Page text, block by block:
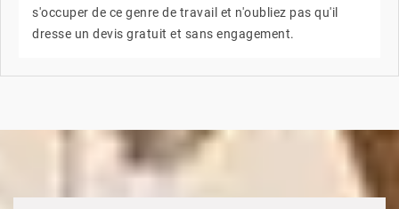
s'occuper de ce genre de travail et n'oubliez pas qu'il
dresse un devis gratuit et sans engagement.